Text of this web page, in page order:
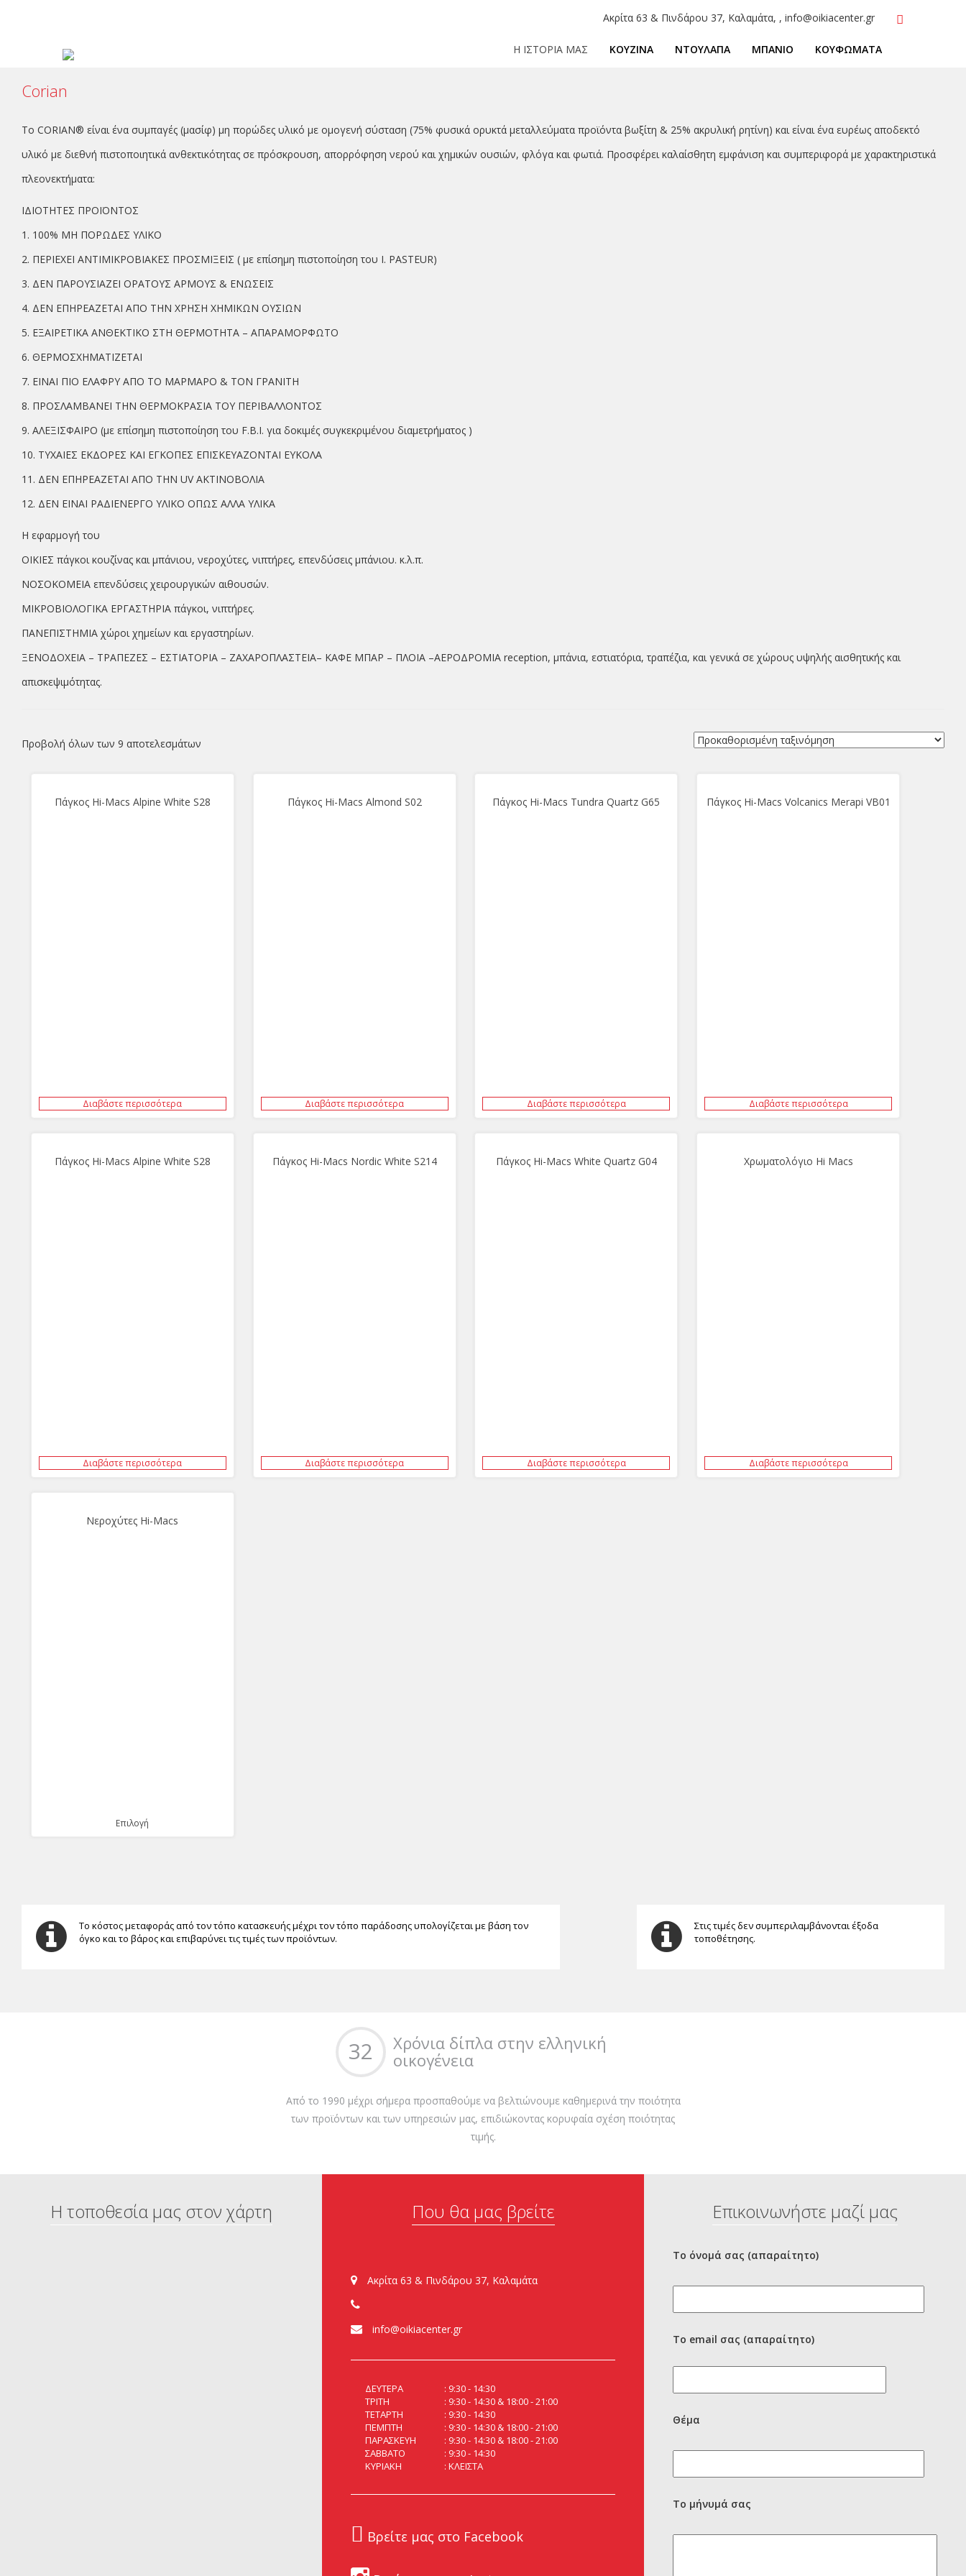
Ακρίτα 63 & Πινδάρου 37, Καλαμάτα, , info@oikiacenter.gr
Η ΙΣΤΟΡΙΑ ΜΑΣ ΚΟΥΖΙΝΑ ΝΤΟΥΛΑΠΑ ΜΠΑΝΙΟ ΚΟΥΦΩΜΑΤΑ
Corian
Το CORIAN® είναι ένα συμπαγές (μασίφ) μη πορώδες υλικό με ομογενή σύσταση (75% φυσικά ορυκτά μεταλλεύματα προϊόντα βωξίτη & 25% ακρυλική ρητίνη) και είναι ένα ευρέως αποδεκτό
υλικό με διεθνή πιστοποιητικά ανθεκτικότητας σε πρόσκρουση, απορρόφηση νερού και χημικών ουσιών, φλόγα και φωτιά. Προσφέρει καλαίσθητη εμφάνιση και συμπεριφορά με χαρακτηριστικά
πλεονεκτήματα:
ΙΔΙΟΤΗΤΕΣ ΠΡΟΪΟΝΤΟΣ
1. 100% ΜΗ ΠΟΡΩΔΕΣ ΥΛΙΚΟ
2. ΠΕΡΙΕΧΕΙ ΑΝΤΙΜΙΚΡΟΒΙΑΚΕΣ ΠΡΟΣΜΙΞΕΙΣ ( με επίσημη πιστοποίηση του Ι. PASTEUR)
3. ΔΕΝ ΠΑΡΟΥΣΙΑΖΕΙ ΟΡΑΤΟΥΣ ΑΡΜΟΥΣ & ΕΝΩΣΕΙΣ
4. ΔΕΝ ΕΠΗΡΕΑΖΕΤΑΙ ΑΠΟ ΤΗΝ ΧΡΗΣΗ ΧΗΜΙΚΩΝ ΟΥΣΙΩΝ
5. ΕΞΑΙΡΕΤΙΚΑ ΑΝΘΕΚΤΙΚΟ ΣΤΗ ΘΕΡΜΟΤΗΤΑ – ΑΠΑΡΑΜΟΡΦΩΤΟ
6. ΘΕΡΜΟΣΧΗΜΑΤΙΖΕΤΑΙ
7. ΕΙΝΑΙ ΠΙΟ ΕΛΑΦΡΥ ΑΠΟ ΤΟ ΜΑΡΜΑΡΟ & ΤΟΝ ΓΡΑΝΙΤΗ
8. ΠΡΟΣΛΑΜΒΑΝΕΙ ΤΗΝ ΘΕΡΜΟΚΡΑΣΙΑ ΤΟΥ ΠΕΡΙΒΑΛΛΟΝΤΟΣ
9. ΑΛΕΞΙΣΦΑΙΡΟ (με επίσημη πιστοποίηση του F.B.I. για δοκιμές συγκεκριμένου διαμετρήματος )
10. ΤΥΧΑΙΕΣ ΕΚΔΟΡΕΣ ΚΑΙ ΕΓΚΟΠΕΣ ΕΠΙΣΚΕΥΑΖΟΝΤΑΙ ΕΥΚΟΛΑ
11. ΔΕΝ ΕΠΗΡΕΑΖΕΤΑΙ ΑΠΟ ΤΗΝ UV ΑΚΤΙΝΟΒΟΛΙΑ
12. ΔΕΝ ΕΙΝΑΙ ΡΑΔΙΕΝΕΡΓΟ ΥΛΙΚΟ ΟΠΩΣ ΑΛΛΑ ΥΛΙΚΑ
Η εφαρμογή του
ΟΙΚΙΕΣ πάγκοι κουζίνας και μπάνιου, νεροχύτες, νιπτήρες, επενδύσεις μπάνιου. κ.λ.π.
ΝΟΣΟΚΟΜΕΙΑ επενδύσεις χειρουργικών αιθουσών.
ΜΙΚΡΟΒΙΟΛΟΓΙΚΑ ΕΡΓΑΣΤΗΡΙΑ πάγκοι, νιπτήρες.
ΠΑΝΕΠΙΣΤΗΜΙΑ χώροι χημείων και εργαστηρίων.
ΞΕΝΟΔΟΧΕΙΑ – ΤΡΑΠΕΖΕΣ – ΕΣΤΙΑΤΟΡΙΑ – ΖΑΧΑΡΟΠΛΑΣΤΕΙΑ– ΚΑΦΕ ΜΠΑΡ – ΠΛΟΙΑ –ΑΕΡΟΔΡΟΜΙΑ reception, μπάνια, εστιατόρια, τραπέζια, και γενικά σε χώρους υψηλής αισθητικής και
απισκεψιμότητας.
Προβολή όλων των 9 αποτελεσμάτων
Πάγκος Hi-Macs Alpine White S28
Διαβάστε περισσότερα
Πάγκος Hi-Macs Almond S02
Διαβάστε περισσότερα
Πάγκος Hi-Macs Tundra Quartz G65
Διαβάστε περισσότερα
Πάγκος Hi-Macs Volcanics Merapi VB01
Διαβάστε περισσότερα
Πάγκος Hi-Macs Alpine White S28
Διαβάστε περισσότερα
Πάγκος Hi-Macs Nordic White S214
Διαβάστε περισσότερα
Πάγκος Hi-Macs White Quartz G04
Διαβάστε περισσότερα
Χρωματολόγιο Hi Macs
Διαβάστε περισσότερα
Νεροχύτες Hi-Macs
Επιλογή
Το κόστος μεταφοράς από τον τόπο κατασκευής μέχρι τον τόπο παράδοσης υπολογίζεται με βάση τον
όγκο και το βάρος και επιβαρύνει τις τιμές των προϊόντων.
Στις τιμές δεν συμπεριλαμβάνονται έξοδα
τοποθέτησης.
32
Χρόνια δίπλα στην ελληνική
οικογένεια
Από το 1990 μέχρι σήμερα προσπαθούμε να βελτιώνουμε καθημερινά την ποιότητα
των προϊόντων και των υπηρεσιών μας, επιδιώκοντας κορυφαία σχέση ποιότητας
τιμής.
Η τοποθεσία μας στον χάρτη Που θα μας βρείτε
Ακρίτα 63 & Πινδάρου 37, Καλαμάτα
info@oikiacenter.gr
ΔΕΥΤΕΡΑ
9:30 - 14:30
ΤΡΙΤΗ
9:30 - 14:30 & 18:00 - 21:00
ΤΕΤΑΡΤΗ
9:30 - 14:30
ΠΕΜΠΤΗ
9:30 - 14:30 & 18:00 - 21:00
ΠΑΡΑΣΚΕΥΗ
9:30 - 14:30 & 18:00 - 21:00
ΣΑΒΒΑΤΟ
9:30 - 14:30
ΚΥΡΙΑΚΗ
ΚΛΕΙΣΤΑ
Βρείτε μας στο Facebook
Επικοινωνήστε μαζί μας
Το όνομά σας (απαραίτητο)
Το email σας (απαραίτητο)
Θέμα
Το μήνυμά σας